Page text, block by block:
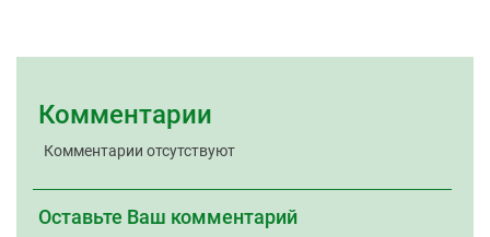
Комментарии
Комментарии отсутствуют
Оставьте Ваш комментарий